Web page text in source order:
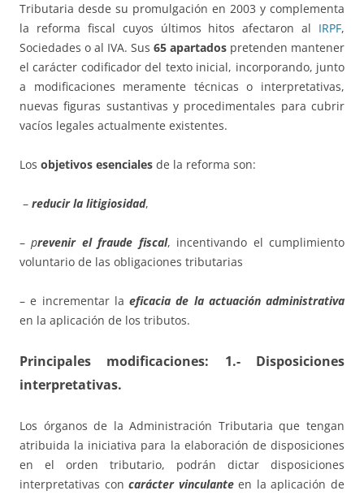
Tributaria desde su promulgación en 2003 y complementa
la reforma fiscal cuyos últimos hitos afectaron al IRPF,
Sociedades o al IVA. Sus 65 apartados pretenden mantener
el carácter codificador del texto inicial, incorporando, junto
a modificaciones meramente técnicas o interpretativas,
nuevas figuras sustantivas y procedimentales para cubrir
vacíos legales actualmente existentes.
Los objetivos esenciales de la reforma son:
– reducir la litigiosidad,
–prevenir el fraude fiscal, incentivando el cumplimiento
voluntario de las obligaciones tributarias
– e incrementar la eficacia de la actuación administrativa
en la aplicación de los tributos.
Principales modificaciones: 1.- Disposiciones
interpretativas.
Los órganos de la Administración Tributaria que tengan
atribuida la iniciativa para la elaboración de disposiciones
en el orden tributario, podrán dictar disposiciones
interpretativas concarácter vinculanteen la aplicación de